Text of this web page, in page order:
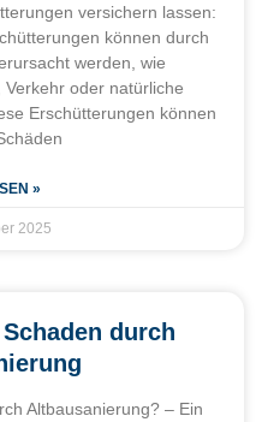
versichern lassen:
können durch
werden, wie
oder natürliche
Erschütterungen können
»
2025
durch
Altbausanierung? – Ein